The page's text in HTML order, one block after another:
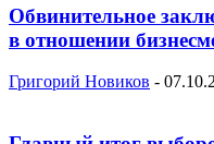
Обвинительное
в отношении
Григорий Новиков -